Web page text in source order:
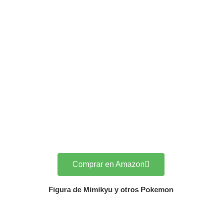
Comprar en Amazon
Figura de Mimikyu y otros Pokemon